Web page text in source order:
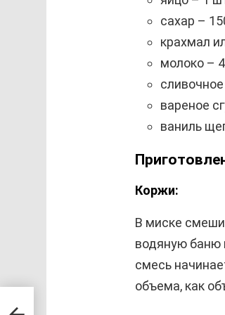
сахар –
крахмал
молоко –
вареное
ваниль
Коржи:
В миске
водяную баню
смесь
объема, как